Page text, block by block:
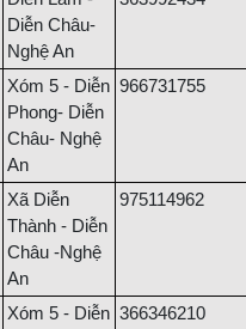
Diễn Châu-
Nghệ An
Xóm 5 - Diễn
Phong- Diễn
Châu- Nghệ
An
966731755
Xã Diễn
Thành - Diễn
Châu -Nghệ
An
975114962
Xóm 5 - Diễn 366346210